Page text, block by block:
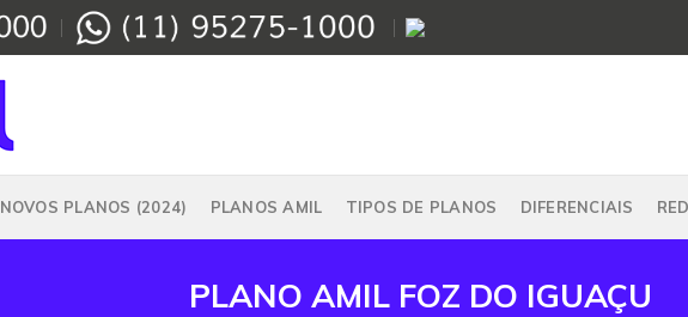
NOVOS PLANOS (2024) PLANOS AMIL TIPOS DE PLANOS DIFERENCIAIS
PLANO AMIL FOZ DO IGUAÇU